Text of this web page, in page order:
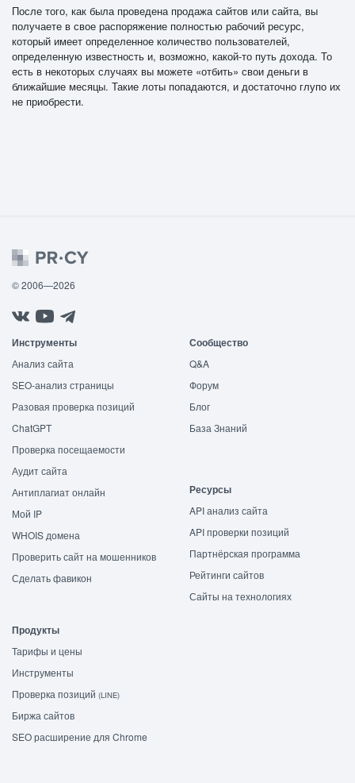
После того, как была проведена продажа сайтов или сайта, вы
получаете в свое распоряжение полностью рабочий ресурс,
который имеет определенное количество пользователей,
определенную известность и, возможно, какой-то путь дохода. То
есть в некоторых случаях вы можете «отбить» свои деньги в
ближайшие месяцы. Такие лоты попадаются, и достаточно глупо их
не приобрести.
© 2006—2026
Инструменты
Анализ сайта
SEO-анализ страницы
Разовая проверка позиций
ChatGPT
Проверка посещаемости
Аудит сайта
Антиплагиат онлайн
Мой IP
WHOIS домена
Проверить сайт на мошенников
Сделать фавикон
Сообщество
Q&A
Форум
Блог
База Знаний
Ресурсы
API анализ сайта
API проверки позиций
Партнёрская программа
Рейтинги сайтов
Сайты на технологиях
Продукты
Тарифы и цены
Инструменты
Проверка позиций (LINE)
Биржа сайтов
SEO расширение для Chrome